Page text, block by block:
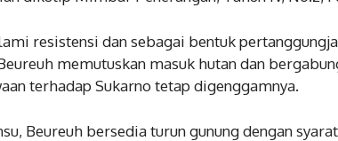
resistensi dan sebagai bentuk
memutuskan masuk hutan dan
terhadap Sukarno tetap digenggamnya.
Beureuh bersedia turun gunung dengan